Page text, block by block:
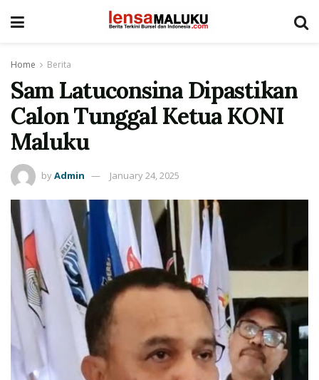
Home Berita
Sam Latuconsina Dipastikan
Calon Tunggal Ketua KONI
Maluku
byAdmin January 24, 2025